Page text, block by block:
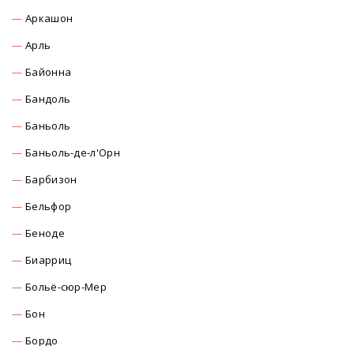
Аркашон
Арль
Байонна
Бандоль
Баньоль
Баньоль-де-л'Орн
Барбизон
Бельфор
Беноде
Биарриц
Больё-сюр-Мер
Бон
Бордо